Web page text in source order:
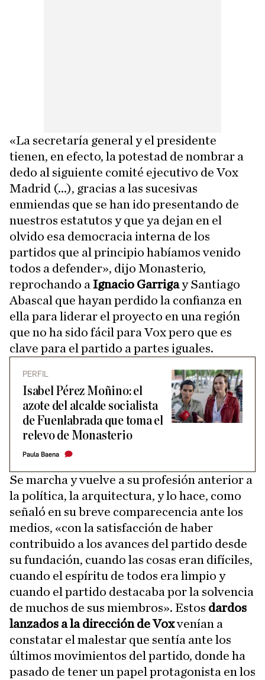
«La secretaría general y el presidente
tienen, en efecto, la potestad de nombrar a
dedo al siguiente comité ejecutivo de Vox
Madrid (...), gracias a las sucesivas
enmiendas que se han ido presentando de
nuestros estatutos y que ya dejan en el
olvido esa democracia interna de los
partidos que al principio habíamos venido
todos a defender», dijo Monasterio,
reprochando a Ignacio Garrigay Santiago
Abascal que hayan perdido la confianza en
ella para liderar el proyecto en una región
que no ha sido fácil para Vox pero que es
clave para el partido a partes iguales.
PERFIL
Isabel Pérez Moñino: el
azote del alcalde socialista
de Fuenlabrada que toma el
relevo de Monasterio
Paula Baena
Se marcha y vuelve a su profesión anterior a
la política, la arquitectura, y lo hace, como
señaló en su breve comparecencia ante los
medios, «con la satisfacción de haber
contribuido a los avances del partido desde
su fundación, cuando las cosas eran difíciles,
cuando el espíritu de todos era limpio y
cuando el partido destacaba por la solvencia
de muchos de sus miembros». Estos dardos
lanzados a la dirección de Voxvenían a
constatar el malestar que sentía ante los
últimos movimientos del partido, donde ha
pasado de tener un papel protagonista en los